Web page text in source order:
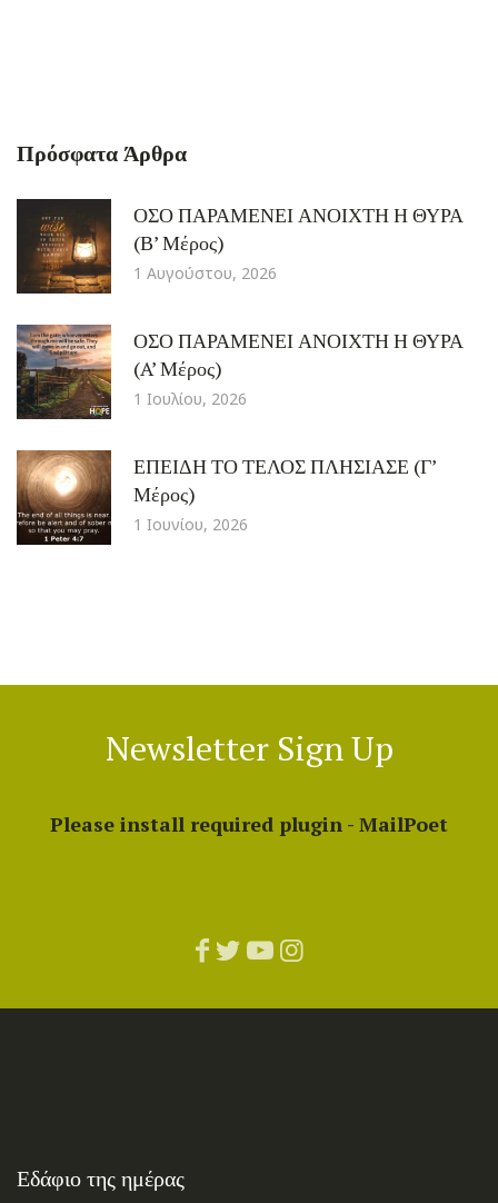
Πρόσφατα Άρθρα
ΟΣΟ ΠΑΡΑΜΕΝΕΙ ΑΝΟΙΧΤΗ Η ΘΥΡΑ
(Β’ Μέρος)
1 Αυγούστου, 2026
ΟΣΟ ΠΑΡΑΜΕΝΕΙ ΑΝΟΙΧΤΗ Η ΘΥΡΑ
(A’ Μέρος)
1 Ιουλίου, 2026
ΕΠΕΙΔΗ ΤΟ ΤΕΛΟΣ ΠΛΗΣΙΑΣΕ (Γ’
Μέρος)
1 Ιουνίου, 2026
Newsletter Sign Up
Please install required plugin - MailPoet
Εδάφιο της ημέρας